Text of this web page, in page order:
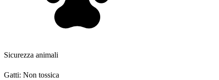
Sicurezza animali
Gatti: Non tossica